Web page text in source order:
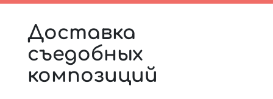
Доставка
съедобных
композиций